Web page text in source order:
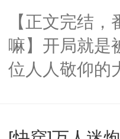
了。”祁砚清
死。”.祁砚清
什么不能是他
次死都不想输
谁？”“楚星你
【正文完结
嘛】开局就是
位人人敬仰的